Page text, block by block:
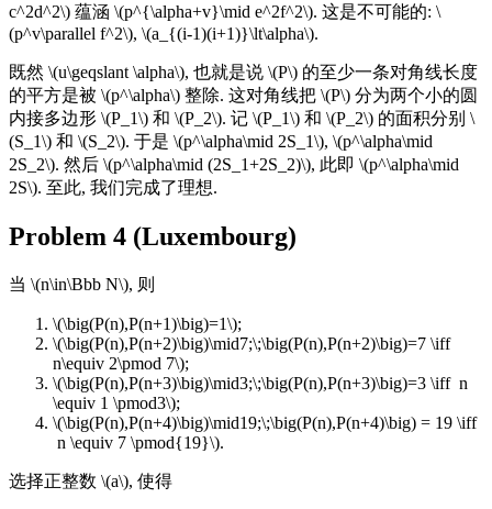
c^2d^2\) 蕴涵 \(p^{\alpha+v}\mid e^2f^2\). 这是不可能的: \
(p^v\parallel f^2\), \(a_{(i-1)(i+1)}\lt\alpha\).
既然 \(u\geqslant \alpha\), 也就是说 \(P\) 的至少一条对角线长度
的平方是被 \(p^\alpha\) 整除. 这对角线把 \(P\) 分为两个小的圆
内接多边形 \(P_1\) 和 \(P_2\). 记 \(P_1\) 和 \(P_2\) 的面积分别 \
(S_1\) 和 \(S_2\). 于是 \(p^\alpha\mid 2S_1\), \(p^\alpha\mid
2S_2\). 然后 \(p^\alpha\mid (2S_1+2S_2)\), 此即 \(p^\alpha\mid
2S\). 至此, 我们完成了理想.
Problem 4 (Luxembourg)
当 \(n\in\Bbb N\), 则
\(\big(P(n),P(n+1)\big)=1\);
\(\big(P(n),P(n+2)\big)\mid7;\;\big(P(n),P(n+2)\big)=7 \iff
n\equiv 2\pmod 7\);
\(\big(P(n),P(n+3)\big)\mid3;\;\big(P(n),P(n+3)\big)=3 \iff n
\equiv 1 \pmod3\);
\(\big(P(n),P(n+4)\big)\mid19;\;\big(P(n),P(n+4)\big) = 19 \iff
n \equiv 7 \pmod{19}\).
选择正整数 \(a\), 使得